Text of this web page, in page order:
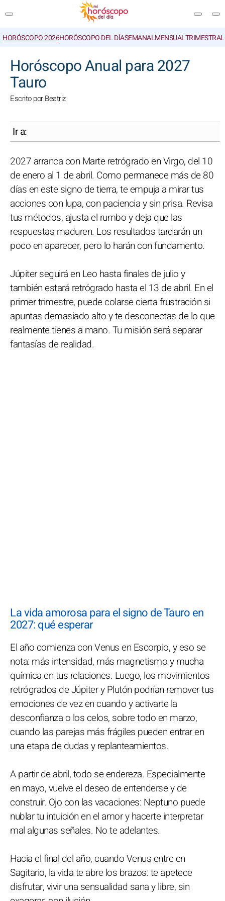
HORÓSCOPO 2026HORÓSCOPO DEL DÍASEMANALMENSUALTRIMESTRAL
Horóscopo Anual para 2027
Tauro
Escrito por Beatriz
Ir a:
2027 arranca con Marte retrógrado en Virgo, del 10
de enero al 1 de abril. Como permanece más de 80
días en este signo de tierra, te empuja a mirar tus
acciones con lupa, con paciencia y sin prisa. Revisa
tus métodos, ajusta el rumbo y deja que las
respuestas maduren. Los resultados tardarán un
poco en aparecer, pero lo harán con fundamento.
Júpiter seguirá en Leo hasta finales de julio y
también estará retrógrado hasta el 13 de abril. En el
primer trimestre, puede colarse cierta frustración si
apuntas demasiado alto y te desconectas de lo que
realmente tienes a mano. Tu misión será separar
fantasías de realidad.
La vida amorosa para el signo de Tauro en
2027: qué esperar
El año comienza con Venus en Escorpio, y eso se
nota: más intensidad, más magnetismo y mucha
química en tus relaciones. Luego, los movimientos
retrógrados de Júpiter y Plutón podrían remover tus
emociones de vez en cuando y activarte la
desconfianza o los celos, sobre todo en marzo,
cuando las parejas más frágiles pueden entrar en
una etapa de dudas y replanteamientos.
A partir de abril, todo se endereza. Especialmente
en mayo, vuelve el deseo de entenderse y de
construir. Ojo con las vacaciones: Neptuno puede
nublar tu intuición en el amor y hacerte interpretar
mal algunas señales. No te adelantes.
Hacia el final del año, cuando Venus entre en
Sagitario, la vida te abre los brazos: te apetece
disfrutar, vivir una sensualidad sana y libre, sin